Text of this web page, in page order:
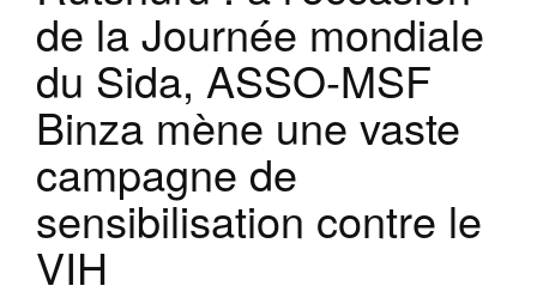
de la Journée mondiale
du Sida, ASSO-MSF
Binza mène une vaste
campagne de
sensibilisation contre le
VIH